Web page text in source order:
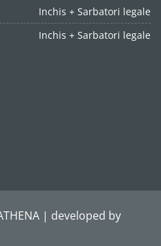
Inchis + Sarbatori legale
Inchis + Sarbatori legale
| developed by